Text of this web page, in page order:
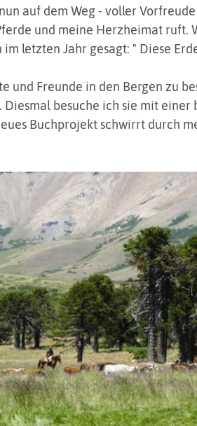
auf dem Weg - voller
und meine Herzheimat ruft.
letzten Jahr gesagt: " Diese
und Freunde in den Bergen zu
besuche ich sie mit einer
Buchprojekt schwirrt durch